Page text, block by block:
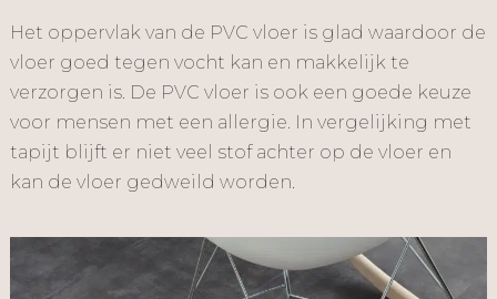
Het oppervlak van de PVC vloer is glad waardoor de
vloer goed tegen vocht kan en makkelijk te
verzorgen is. De PVC vloer is ook een goede keuze
voor mensen met een allergie. In vergelijking met
tapijt blijft er niet veel stof achter op de vloer en
kan de vloer gedweild worden.